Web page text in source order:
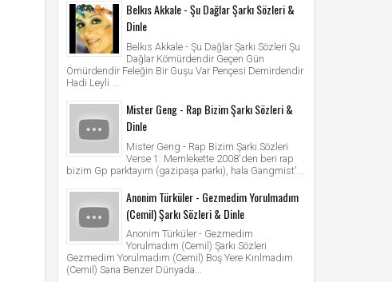
Belkıs Akkale - Şu Dağlar Şarkı Sözleri &
Dinle
Belkıs Akkale - Şu Dağlar Şarkı Sözleri Şu
Dağlar Kömürdendir Geçen Gün
Ömürdendir Feleğin Bir Guşu Var Pençesi Demirdendir
Hadi Leyli ...
Mister Geng - Rap Bizim Şarkı Sözleri &
Dinle
Mister Geng - Rap Bizim Şarkı Sözleri
Verse 1: Memlekette 2008'den beri rap
bizim Gp parktayım (gazipaşa parkı), hala Gangmist'...
Anonim Türküler - Gezmedim Yorulmadım
(Cemil) Şarkı Sözleri & Dinle
Anonim Türküler - Gezmedim
Yorulmadım (Cemil) Şarkı Sözleri
Gezmedim Yorulmadım (Cemil) Boş Yere Kırılmadım
(Cemil) Sana Benzer Dünyada...